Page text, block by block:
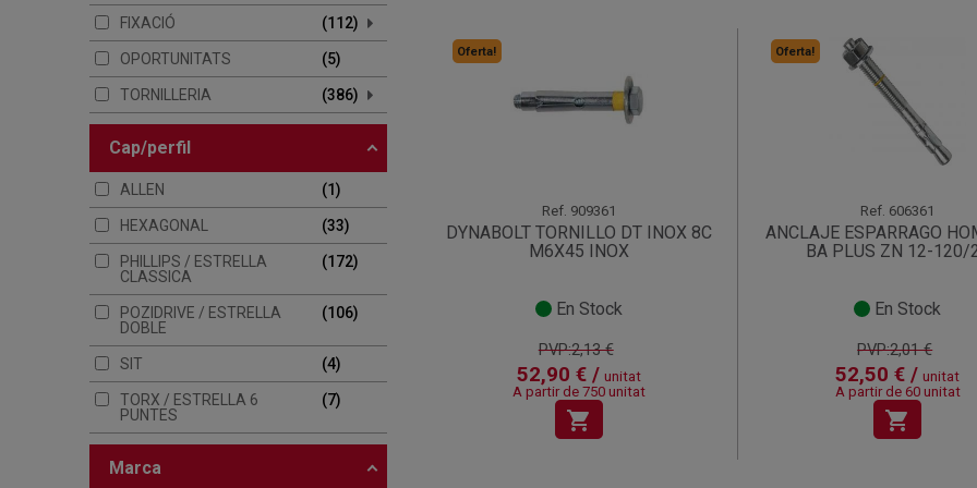
FIXACIÓ 112
OPORTUNITATS 5
TORNILLERIA 386
cap/perfil
ALLEN 1
HEXAGONAL 33
PHILLIPS / ESTRELLA
CLASSICA
172
POZIDRIVE / ESTRELLA
DOBLE
106
SIT 4
TORX / ESTRELLA 6
PUNTES
7
marca
Oferta!
Ref. 909361
DYNABOLT TORNILLO DT INOX 8C
M6X45 INOX
En Stock
PVP:2,13 €
52,90 € / unitat
A partir de 750 unitat
shopping_cart
Oferta!
Ref. 606361
ANCLAJE ESPARRAGO
BA PLUS ZN 12-120/
En Stock
PVP:2,01 €
52,50 € / unitat
A partir de 60 unitat
shopping_cart